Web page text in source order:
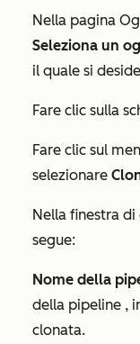
Nella pagina
Seleziona un
il quale si
Fare clic sulla
Fare clic sul
selezionare
Nella finestra
segue:
Nome della
della pipeline ,
clonata.